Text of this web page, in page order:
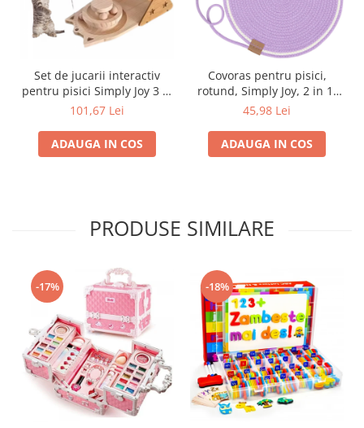
Set de jucarii interactiv
pentru pisici Simply Joy 3 in
1, Jucarie de zgariat pentu
din sisal, Baza rotativa,
Bagheta, Cadou pentru
101,67 Lei
ADAUGA IN COS
Covoras pentru pisici,
rotund, Simply Joy, 2 in 1,
bumbac natural, Jucarie de
Protectie Mobila, Bila
Interactiva,
45,98 Lei
ADAUGA IN COS
PRODUSE SIMILARE
-17% -18%